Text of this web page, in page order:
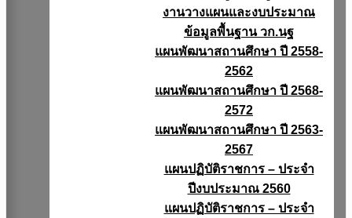
งานวางแผนและงบประมาณ
ข้อมูลพื้นฐาน วก.นฐ
แผนพัฒนาสถานศึกษา ปี 2558-
2562
แผนพัฒนาสถานศึกษา ปี 2568-
2572
แผนพัฒนาสถานศึกษา ปี 2563-
2567
แผนปฏิบัติราชการ – ประจำ
ปีงบประมาณ 2560
แผนปฏิบัติราชการ – ประจำ